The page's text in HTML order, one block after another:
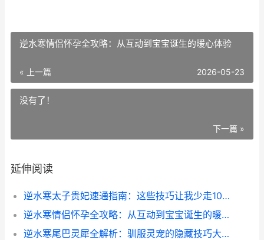
逆水寒情侣怀孕全攻略：从互动到宝宝诞生的暖心体验
« 上一篇 2026-05-23
没有了！
下一篇 »
延伸阅读
逆水寒太子贵妃速通指南：这些技巧让我少走100级弯路
逆水寒情侣怀孕全攻略：从互动到宝宝诞生的暖心体验
逆水寒尾巴灵犀全解析：驯服灵宠的隐藏技巧大揭秘